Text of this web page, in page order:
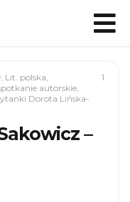
1
, Lit. polska,
autorskie,
Dorota Lińska-
–